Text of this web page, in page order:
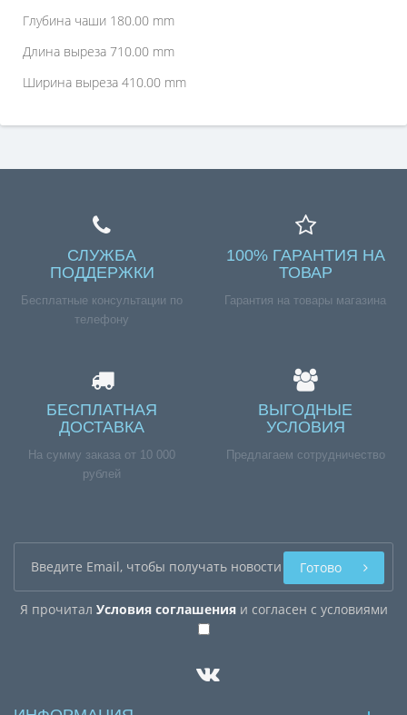
Глубина чаши 180.00 mm
Длина выреза 710.00 mm
Ширина выреза 410.00 mm
СЛУЖБА
ПОДДЕРЖКИ
Бесплатные консультации по
телефону
100% ГАРАНТИЯ НА
ТОВАР
Гарантия на товары магазина
БЕСПЛАТНАЯ
ДОСТАВКА
На сумму заказа от 10 000
рублей
ВЫГОДНЫЕ
УСЛОВИЯ
Предлагаем сотрудничество
Я прочитал Условия соглашенияи согласен с условиями
Готово